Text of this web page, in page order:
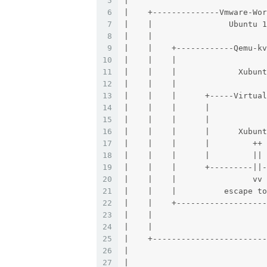
6
7
8
9
10
11
12
13
14
15
16
17
18
19
20
21
22
23
24
25
26
27
|    +--------------Vmware-
|    |
|    |    +------------Qemu-
|    |    |
|    |    |      +-----
|    |    |      |
|    |    |      |
|    |    |      +---------
|    |    |
|    |    |          escape
|    |
|